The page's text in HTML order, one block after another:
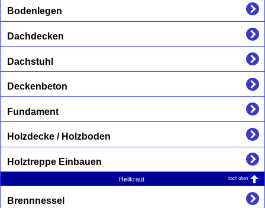
Bodenlegen
Dachdecken
Dachstuhl
Deckenbeton
Fundament
Holzdecke / Holzboden
Holztreppe Einbauen
Heilkraut nach oben
Brennnessel